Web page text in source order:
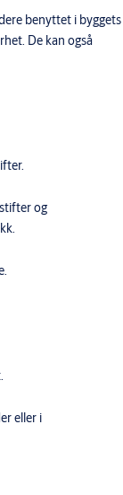
benyttet i byggets
De kan også
og
eller i